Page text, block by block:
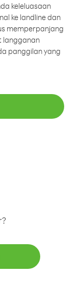
keleluasaan
ke landline dan
memperpanjang
langganan
panggilan yang